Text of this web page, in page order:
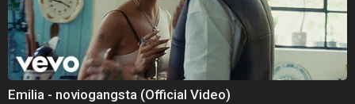
Emilia - noviogangsta (Official Video)